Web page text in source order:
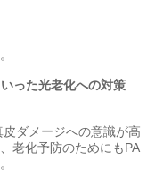
った光老化への対策
ダメージへの意識が高
老化予防のためにもPA